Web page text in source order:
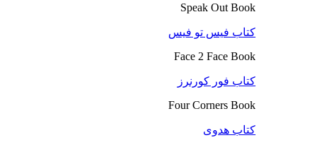
Speak Out Book
کتاب فیس تو فیس
Face 2 Face Book
کتاب فور کورنرز
Four Corners Book
کتاب هدوی